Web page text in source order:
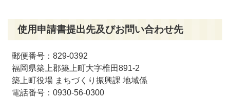
使用申請書提出先及びお問い合わせ先
郵便番号：829-0392
福岡県築上郡築上町大字椎田891-2
築上町役場 まちづくり振興課 地域係
電話番号：0930-56-0300